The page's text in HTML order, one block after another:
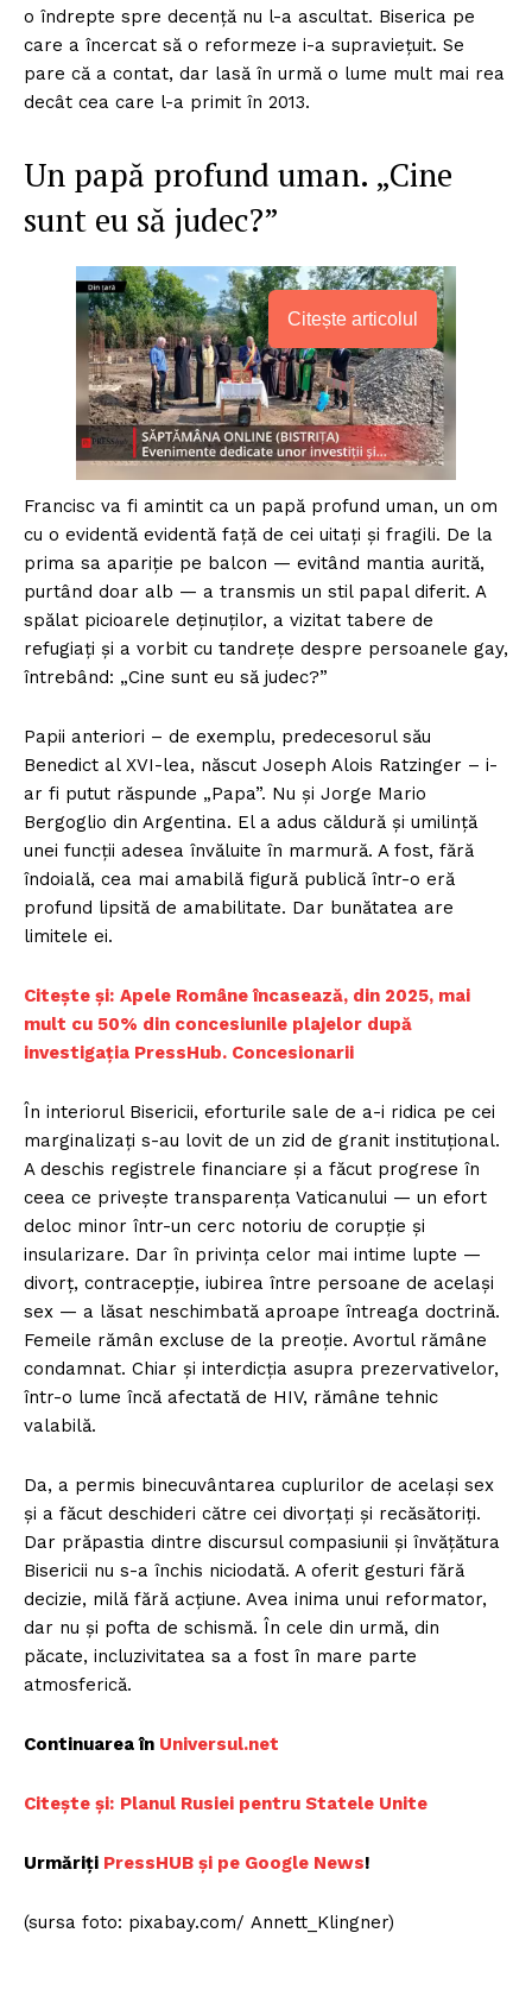
o îndrepte spre decență nu l-a ascultat. Biserica pe
care a încercat să o reformeze i-a supraviețuit. Se
pare că a contat, dar lasă în urmă o lume mult mai rea
decât cea care l-a primit în 2013.
Un papă profund uman. „Cine
sunt eu să judec?”
Citește articolul
Francisc va fi amintit ca un papă profund uman, un om
cu o evidentă evidentă față de cei uitați și fragili. De la
prima sa apariție pe balcon — evitând mantia aurită,
purtând doar alb — a transmis un stil papal diferit. A
spălat picioarele deținuților, a vizitat tabere de
refugiați și a vorbit cu tandrețe despre persoanele gay,
întrebând: „Cine sunt eu să judec?”
Papii anteriori – de exemplu, predecesorul său
Benedict al XVI-lea, născut Joseph Alois Ratzinger – i-
ar fi putut răspunde „Papa”. Nu și Jorge Mario
Bergoglio din Argentina. El a adus căldură și umilință
unei funcții adesea învăluite în marmură. A fost, fără
îndoială, cea mai amabilă figură publică într-o eră
profund lipsită de amabilitate. Dar bunătatea are
limitele ei.
Citește și: Apele Române încasează, din 2025, mai
mult cu 50% din concesiunile plajelor după
investigația PressHub. Concesionarii
În interiorul Bisericii, eforturile sale de a-i ridica pe cei
marginalizați s-au lovit de un zid de granit instituțional.
A deschis registrele financiare și a făcut progrese în
ceea ce privește transparența Vaticanului — un efort
deloc minor într-un cerc notoriu de corupție și
insularizare. Dar în privința celor mai intime lupte —
divorț, contracepție, iubirea între persoane de același
sex — a lăsat neschimbată aproape întreaga doctrină.
Femeile rămân excluse de la preoție. Avortul rămâne
condamnat. Chiar și interdicția asupra prezervativelor,
într-o lume încă afectată de HIV, rămâne tehnic
valabilă.
Da, a permis binecuvântarea cuplurilor de același sex
și a făcut deschideri către cei divorțați și recăsătoriți.
Dar prăpastia dintre discursul compasiunii și învățătura
Bisericii nu s-a închis niciodată. A oferit gesturi fără
decizie, milă fără acțiune. Avea inima unui reformator,
dar nu și pofta de schismă. În cele din urmă, din
păcate, incluzivitatea sa a fost în mare parte
atmosferică.
Continuarea în Universul.net
Citește și: Planul Rusiei pentru Statele Unite
Urmăriți PressHUB și pe Google News!
(sursa foto: pixabay.com/ Annett_Klingner)